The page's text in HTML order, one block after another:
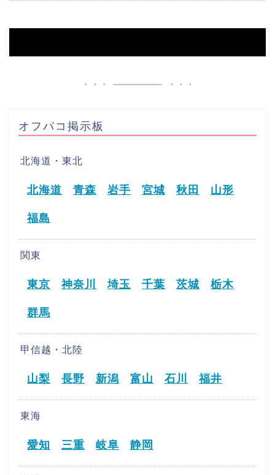
オフパコ掲示板
北海道・東北
北海道 青森 岩手 宮城 秋田 山形
福島
関東
東京 神奈川 埼玉 千葉 茨城 栃木
群馬
甲信越・北陸
山梨 長野 新潟 富山 石川 福井
東海
愛知 三重 岐阜 静岡